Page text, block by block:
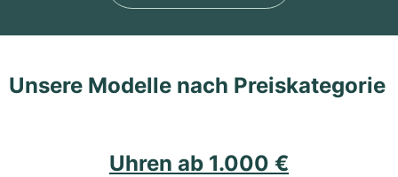
Unsere Modelle nach Preiskategorie
Uhren ab 1.000 €